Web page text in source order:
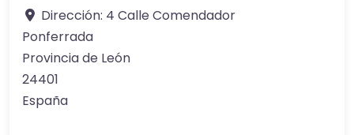
Dirección: 4 Calle Comendador
Ponferrada
Provincia de León
24401
España